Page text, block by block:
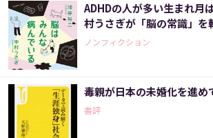
ADHDの人が多い生まれ
村うさぎが「脳の常識」を
ノンフィクション
毒親が日本の未婚化を進め
書評